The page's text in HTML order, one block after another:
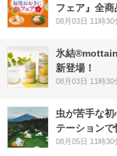
フェア』全
08月03日 11時30
氷結
新登場！
08月03日 11時30
虫が苦手な
テーション
08月05日 11時30